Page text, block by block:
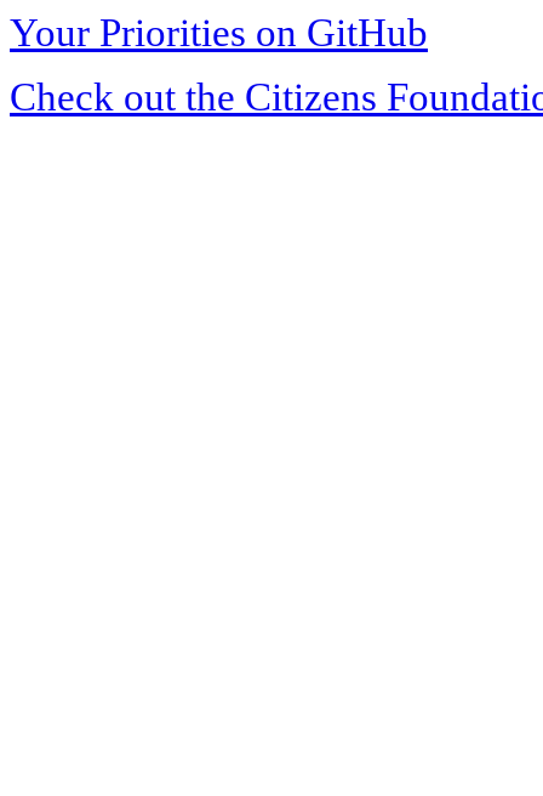
Your Priorities on GitHub
Check out the Citizens